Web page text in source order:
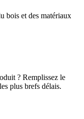
bois et des matériaux
? Remplissez le
plus brefs délais.